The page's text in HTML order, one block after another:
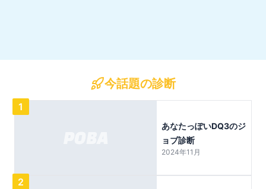
今話題の診断
1
あなたっぽいDQ3のジ
ョブ診断
2024年11月
2